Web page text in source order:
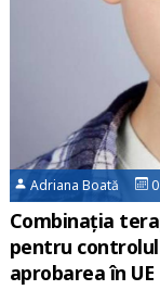
Adriana Boată
Combinația
pentru
aprobarea în UE